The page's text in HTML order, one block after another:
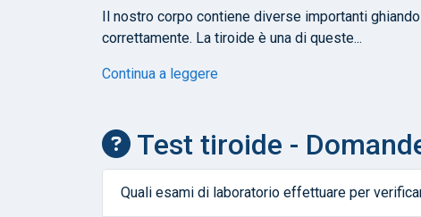
Il nostro corpo contiene diverse importanti
correttamente. La tiroide è una di queste...
Continua a leggere
Test tiroide -
Quali esami di laboratorio effettuare per